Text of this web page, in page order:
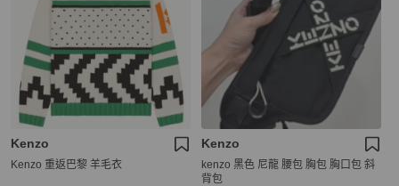
Kenzo
Kenzo 重返巴黎 羊毛衣
Kenzo
kenzo 黑色 尼龍 腰包 胸包 胸口包 斜
背包